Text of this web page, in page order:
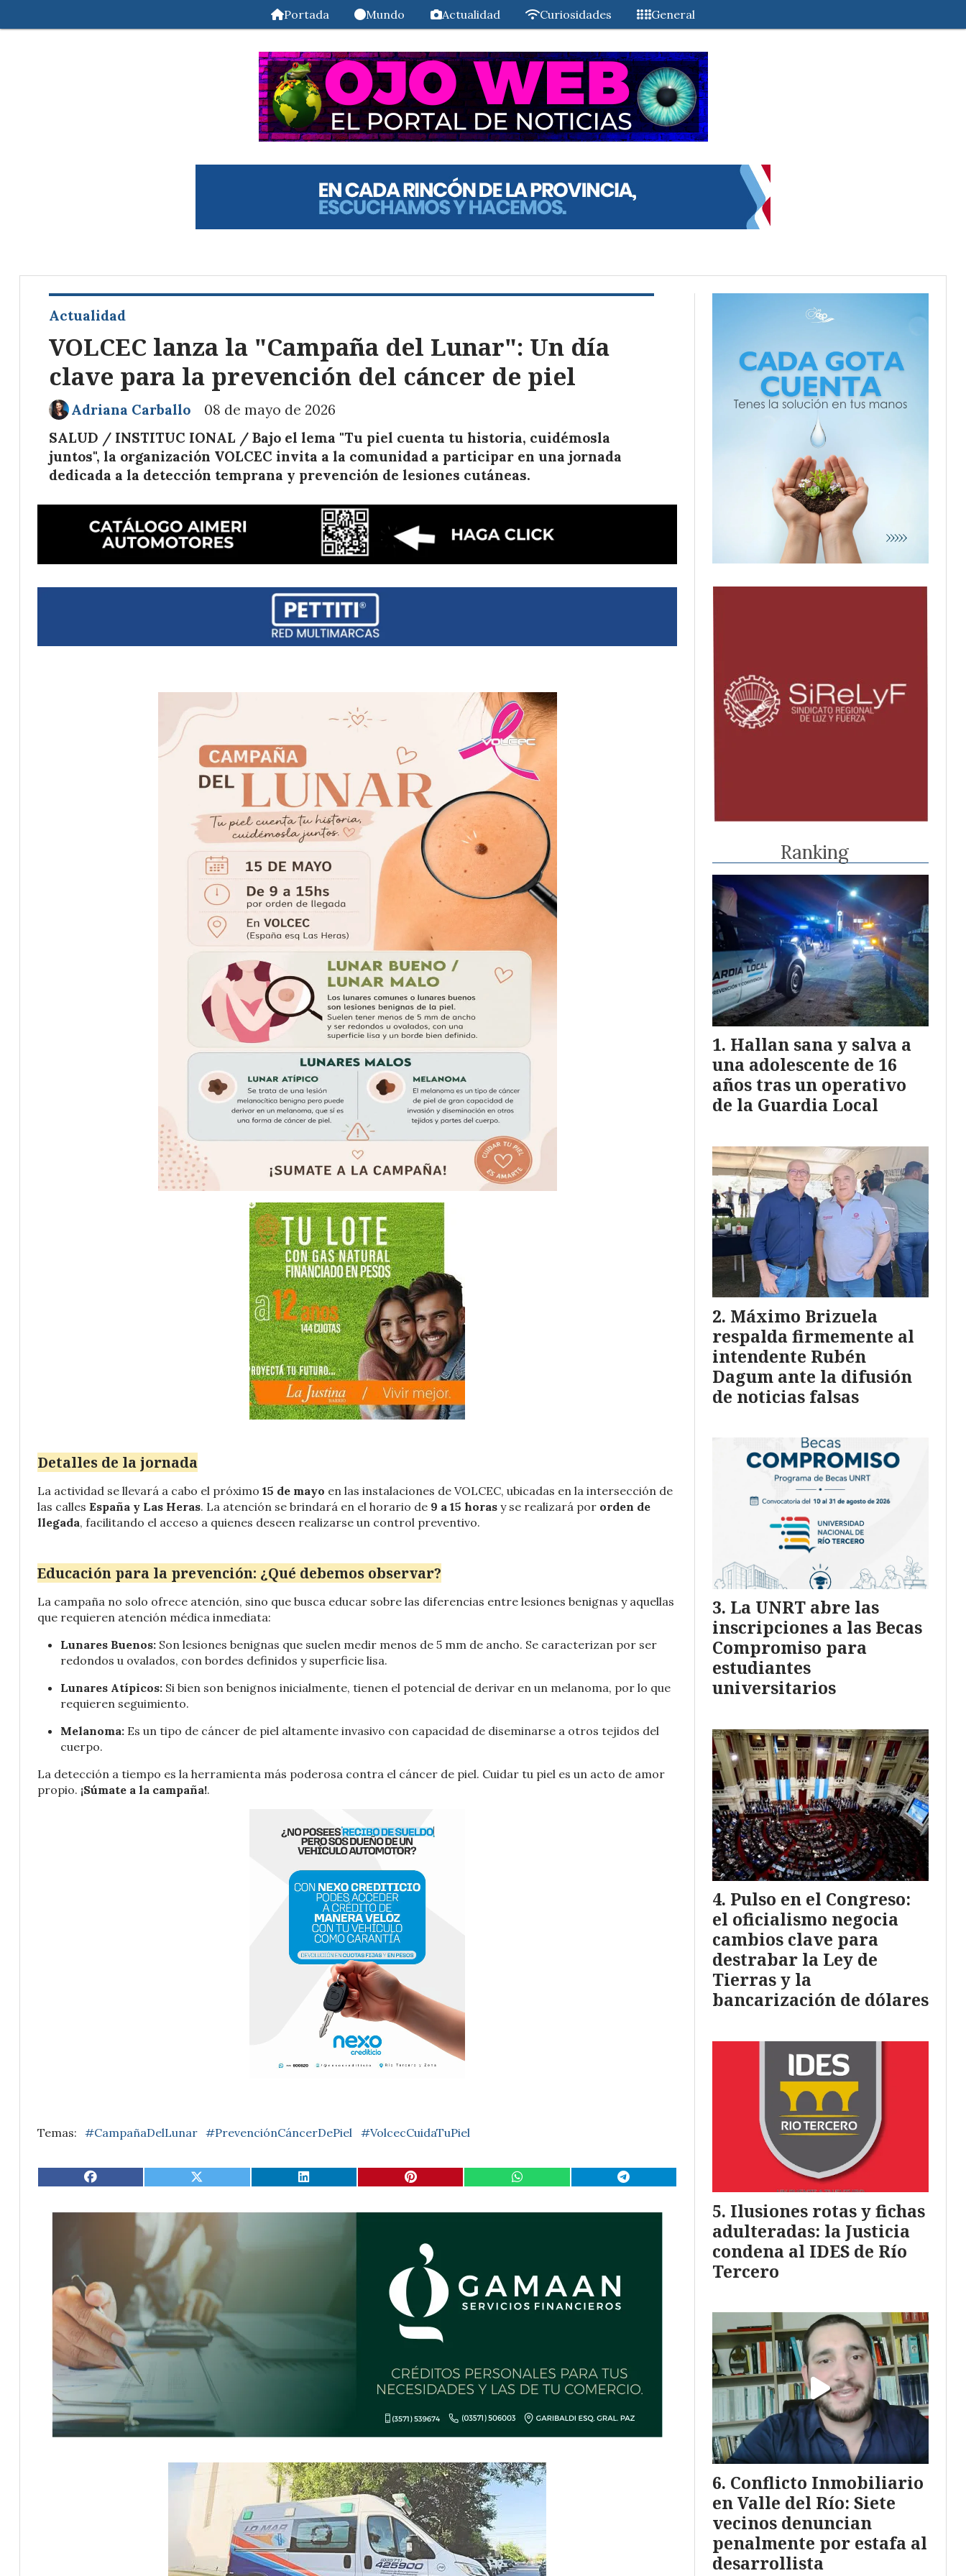
Portada Mundo Actualidad Curiosidades General
VOLCEC lanza la "Campaña del Lunar": Un día
clave para la prevención del cáncer de piel
SALUD / INSTITUC IONAL / Bajo el lema "Tu piel cuenta tu historia, cuidémosla
juntos", la organización VOLCEC invita a la comunidad a participar en una jornada
dedicada a la detección temprana y prevención de lesiones cutáneas.
Actualidad
08 de mayo de 2026
Adriana Carballo
Detalles de la jornada
La actividad se llevará a cabo el próximo 15 de mayo en las instalaciones de VOLCEC, ubicadas en la intersección de
las calles España y Las Heras. La atención se brindará en el horario de 9 a 15 horas y se realizará por orden de
llegada, facilitando el acceso a quienes deseen realizarse un control preventivo.
Educación para la prevención: ¿Qué debemos observar?
La campaña no solo ofrece atención, sino que busca educar sobre las diferencias entre lesiones benignas y aquellas
que requieren atención médica inmediata:
Lunares Buenos: Son lesiones benignas que suelen medir menos de 5 mm de ancho. Se caracterizan por ser
redondos u ovalados, con bordes definidos y superficie lisa.
Lunares Atípicos: Si bien son benignos inicialmente, tienen el potencial de derivar en un melanoma, por lo que
requieren seguimiento.
Melanoma: Es un tipo de cáncer de piel altamente invasivo con capacidad de diseminarse a otros tejidos del
cuerpo.
La detección a tiempo es la herramienta más poderosa contra el cáncer de piel. Cuidar tu piel es un acto de amor
propio. ¡Súmate a la campaña!.
#CampañaDelLunar #PrevenciónCáncerDePiel #VolcecCuidaTuPiel
Ranking
Hallan sana y salva a
una adolescente de 16
años tras un operativo
de la Guardia Local
Máximo Brizuela
respalda firmemente al
intendente Rubén
Dagum ante la difusión
de noticias falsas
La UNRT abre las
inscripciones a las Becas
Compromiso para
estudiantes
universitarios
Pulso en el Congreso:
el oficialismo negocia
cambios clave para
destrabar la Ley de
Tierras y la
bancarización de dólares
Ilusiones rotas y fichas
adulteradas: la Justicia
condena al IDES de Río
Tercero
Conflicto Inmobiliario
en Valle del Río: Siete
vecinos denuncian
penalmente por estafa al
desarrollista